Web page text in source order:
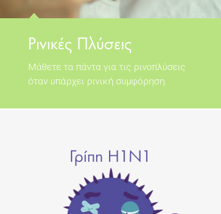
Ρινικές Πλύσεις
Μάθετε τα πάντα για τις ρινοπλύσεις
όταν υπάρχει ρινική συμφόρηση.